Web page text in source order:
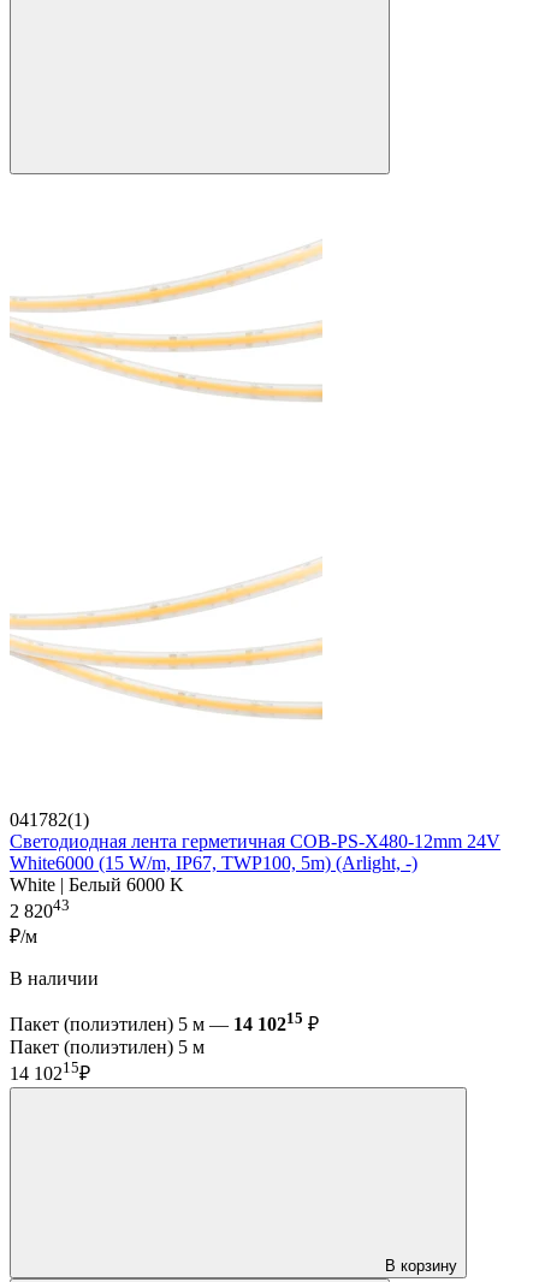
041782(1)
Светодиодная лента герметичная COB-PS-X480-12mm 24V
White6000 (15 W/m, IP67, TWP100, 5m) (Arlight, -)
White | Белый 6000 K
2 82043
₽/м
В наличии
Пакет (полиэтилен) 5 м — 14 10215 ₽
Пакет (полиэтилен) 5 м
14 10215₽
В корзину